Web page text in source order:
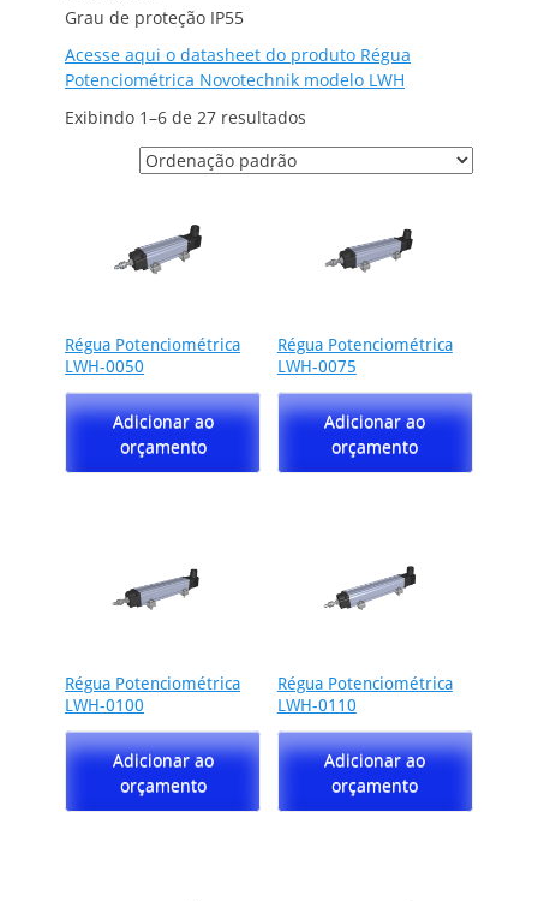
Grau de proteção IP55
Acesse aqui o datasheet do produto Régua
Potenciométrica Novotechnik modelo LWH
Exibindo 1–6 de 27 resultados
Régua Potenciométrica
LWH-0050
Adicionar ao
orçamento
Régua Potenciométrica
LWH-0075
Adicionar ao
orçamento
Régua Potenciométrica
LWH-0100
Adicionar ao
orçamento
Régua Potenciométrica
LWH-0110
Adicionar ao
orçamento